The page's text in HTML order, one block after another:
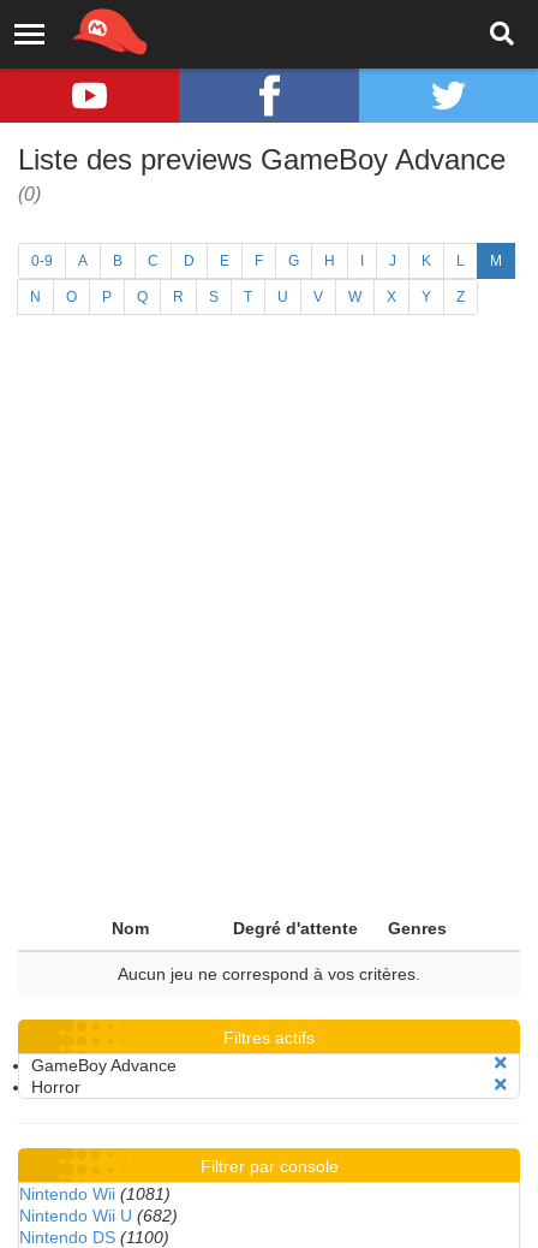
Liste des previews GameBoy Advance
(0)
0-9 A B C D E F G H J K L M
N O P Q R S T U V W X Y Z
Nom Degré d'attente Genres
Aucun jeu ne correspond à vos critères.
Filtres actifs
GameBoy Advance
Horror
Filtrer par console
Nintendo Wii (1081)
Nintendo Wii U (682)
Nintendo DS (1100)